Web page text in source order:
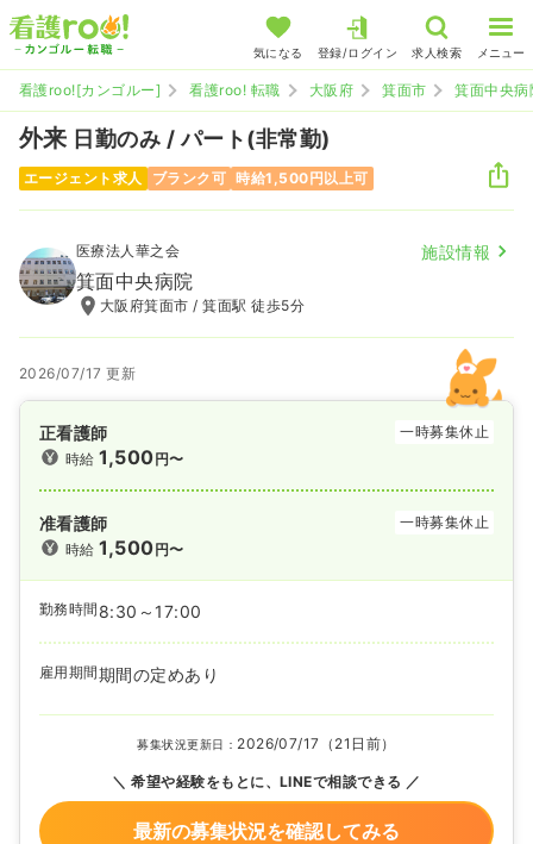
気になる 登録/ログイン 求人検索 メニュー
看護roo![カンゴルー] 看護roo! 転職 大阪府 箕面市 箕面中央病
外来 日勤のみ / パート(非常勤)
エージェント求人 ブランク可 時給1,500円以上可
医療法人華之会 施設情報
箕面中央病院
大阪府箕面市 / 箕面駅 徒歩5分
2026/07/17 更新
正看護師
一時募集休止
時給1,500円〜
准看護師
一時募集休止
時給1,500円〜
勤務時間 8:30～17:00
雇用期間期間の定めあり
募集状況更新日： 2026/07/17（21日前）
希望や経験をもとに、LINEで相談できる
最新の募集状況を確認してみる